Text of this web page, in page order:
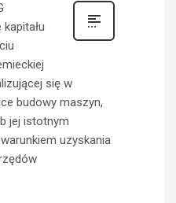
się w
budowy maszyn,
jej istotnym
uzyskania